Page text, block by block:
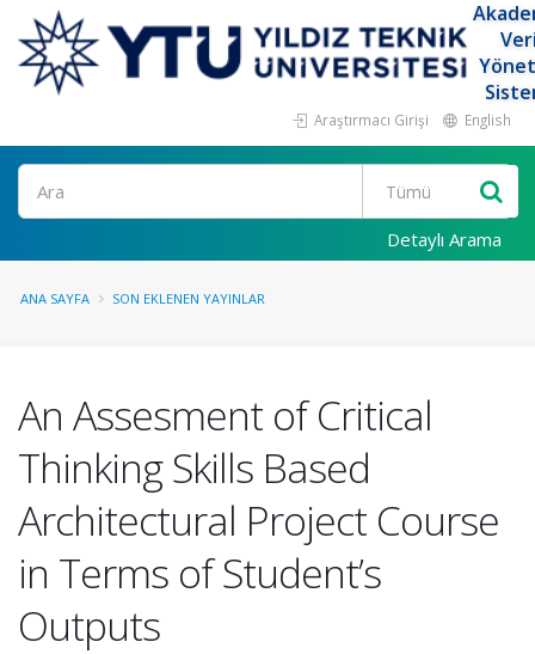
Araştırmacı Girişi English
Ara
Detaylı Arama
ANA SAYFA SON EKLENEN YAYINLAR
An Assesment of Critical
Thinking Skills Based
Architectural Project Course
in Terms of Student’s
Outputs